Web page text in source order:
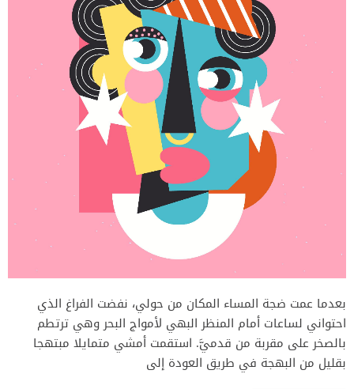
بعدما عمت ضجة المساء المكان من حولي، نفضت الفراغ الذي
احتواني لساعات أمام المنظر البهي لأمواج البحر وهي ترتطم
بالصخر على مقربة من قدميَّ. استقمت أمشي متمايلا مبتهجا
بقليل من البهجة في طريق العودة إلى